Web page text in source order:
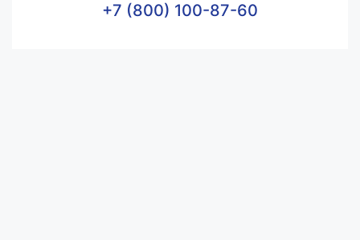
+7 (800) 100-87-60